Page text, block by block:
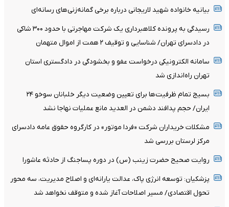
بیانیه خانواده شهید لاریجانی درباره برخی گمانه‌زنی‌های رسانه‌ای
رسیدگی به پرونده کلاهبرداری یک شرکت مهاجرتی با حدود ۳۰۰ شاکی
در دادسرای تهران/ شناسایی و توقیف ۲ همت از اموال متهمان
سامانه الکترونیکی درخواست عفو و بخشودگی در دادگستری استان
تهران راه‌اندازی شد
بسیج تمام ظرفیت‌ها برای تعیین وضعیت دیگر خلبانان سوخو ۲۴
ایران/ حجم پدافند دشمن در العدید مانع عملیات نهاجا نشد
مشکلات خریداران شرکت «فردا موتور» در کارگروه حقوق عامه دادسرای
مرکز لرستان بررسی شد
روایت صحیح حضرت زینب (س) در دوره پساجنگ از حادثه عاشورا
پزشکیان: توسعه انرژی پاک، عدالت یارانه‌ای و اصلاح مدیریت، سه محور
تحول اقتصادی/ مسیر اصلاحات آغاز شده و متوقف نخواهد شد